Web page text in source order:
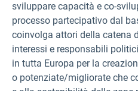
sviluppare capacità e co-
processo partecipativo dal
coinvolga attori della catena
interessi e responsabili
in tutta Europa per la
o potenziate/migliorate che